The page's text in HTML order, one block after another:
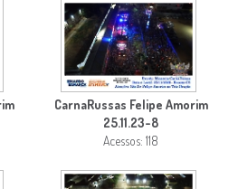
CarnaRussas Felipe Amorim
25.11.23-8
Acessos: 118